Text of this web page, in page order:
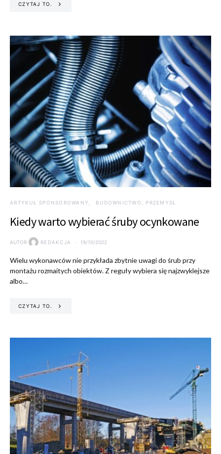
CZYTAJ TO.
ARTYKUŁ SPONSOROWANY BUDOWNICTWO, PRZEMYSŁ
Kiedy warto wybierać śruby ocynkowane
AUTOR REDAKCJA 19/10/2022
Wielu wykonawców nie przykłada zbytnie uwagi do śrub przy
montażu rozmaitych obiektów. Z reguły wybiera się najzwyklejsze
albo…
CZYTAJ TO.